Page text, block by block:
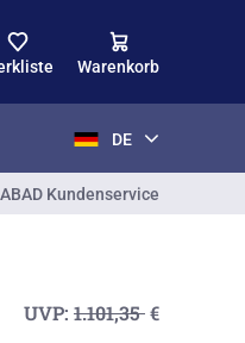
Warenkorb
DE
Kundenservice
UVP: 1.101,35€